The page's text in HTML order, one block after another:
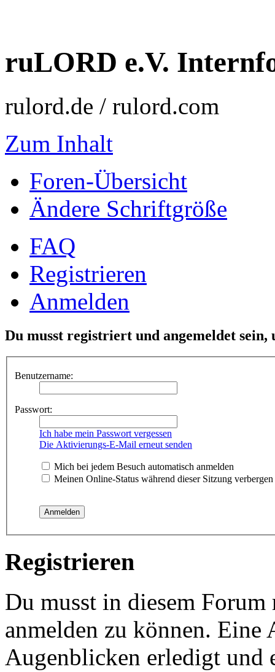
ruLORD e.V.
rulord.de / rulord.com
Zum Inhalt
Foren-Übersicht
Ändere Schriftgröße
FAQ
Registrieren
Anmelden
Du musst registriert und angemeldet
Benutzername:
Passwort:
Ich habe mein Passwort vergessen
Die Aktivierungs-E-Mail erneut senden
Mich bei jedem Besuch automatisch anmelden
Meinen Online-Status während dieser Sitzung verbergen
Registrieren
Du musst in diesem
anmelden zu können.
Augenblicken erledigt und